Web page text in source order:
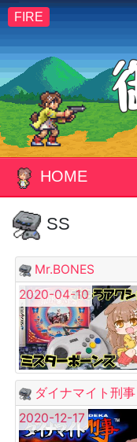
FIRE
HOME
SS
Mr.BONES
2020-04-10
ダイナマイト刑事
2020-12-17